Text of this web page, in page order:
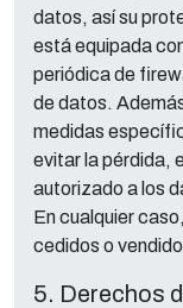
datos, así su
está equipada
periódica de
de datos.
medidas
evitar la pérdida,
autorizado a los
En cualquier
cedidos o
5. Derechos